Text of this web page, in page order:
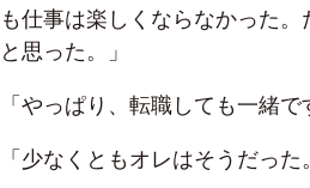
も仕事は楽しくならなかった
と思った。」
「やっぱり、転職しても一緒で
「少なくともオレはそうだっ